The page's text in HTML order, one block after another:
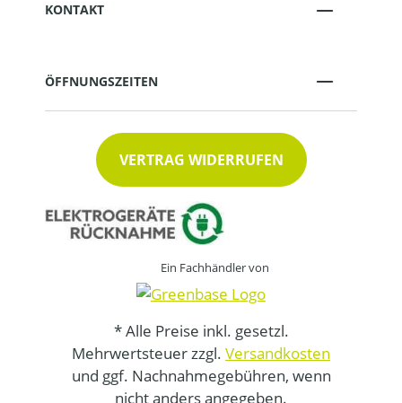
KONTAKT
ÖFFNUNGSZEITEN
VERTRAG WIDERRUFEN
Ein Fachhändler von
* Alle Preise inkl. gesetzl.
Mehrwertsteuer zzgl. Versandkosten
und ggf. Nachnahmegebühren, wenn
nicht anders angegeben.